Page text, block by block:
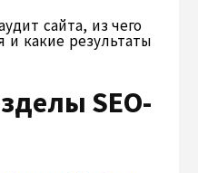
сайта, из чего
и какие результаты
SEO-